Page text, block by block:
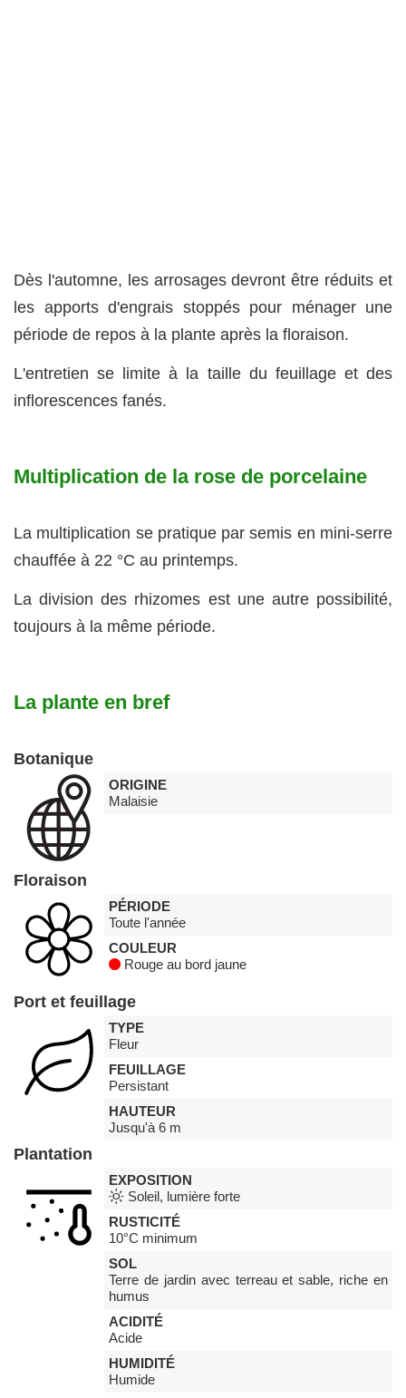
Dès l'automne, les arrosages devront être réduits et
les apports d'engrais stoppés pour ménager une
période de repos à la plante après la floraison.
L'entretien se limite à la taille du feuillage et des
inflorescences fanés.
Multiplication de la rose de porcelaine
La multiplication se pratique par semis en mini-serre
chauffée à 22 °C au printemps.
La division des rhizomes est une autre possibilité,
toujours à la même période.
La plante en bref
Botanique
ORIGINE
Malaisie
Floraison
PÉRIODE
Toute l'année
COULEUR
Rouge au bord jaune
Port et feuillage
TYPE
Fleur
FEUILLAGE
Persistant
HAUTEUR
Jusqu'à 6 m
Plantation
EXPOSITION
Soleil, lumière forte
RUSTICITÉ
10°C minimum
SOL
Terre de jardin avec terreau et sable, riche en
humus
ACIDITÉ
Acide
HUMIDITÉ
Humide